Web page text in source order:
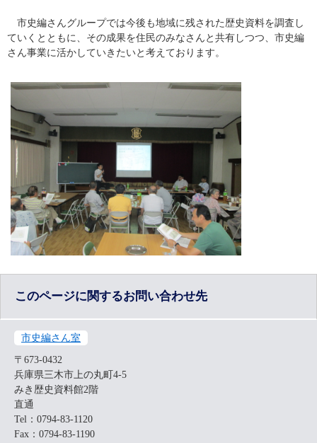
市史編さんグループでは今後も地域に残された歴史資料を調査し
ていくとともに、その成果を住民のみなさんと共有しつつ、市史編
さん事業に活かしていきたいと考えております。
このページに関するお問い合わせ先
市史編さん室
〒673-0432
兵庫県三木市上の丸町4-5
みき歴史資料館2階
直通
Tel：0794-83-1120
Fax：0794-83-1190